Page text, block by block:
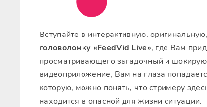
Вступайте в интерактивную,
головоломку «FeedVid Live», где Вам
просматривающего загадочный и
видеоприложение, Вам на глаза
которую, можно понять, что стримеру
находится в опасной для жизни ситуации.